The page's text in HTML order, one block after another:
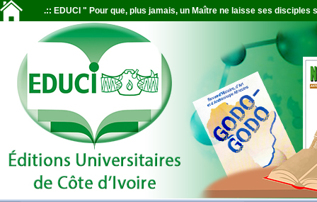
.:: EDUCI " Pour que, plus jamais, un Maître ne laisse ses disciples